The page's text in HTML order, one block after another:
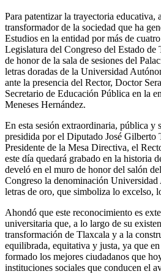
Para patentizar la trayectoria educativa,
transformador de la sociedad que ha
Estudios en la entidad por más de
Legislatura del Congreso del Estado
de honor de la sala de sesiones del
letras doradas de la Universidad
ante la presencia del Rector, Doctor
Secretario de Educación Pública en la
Meneses Hernández.
En esta sesión extraordinaria, pública y
presidida por el Diputado José Gilberto
Presidente de la Mesa Directiva, el
este día quedará grabado en la historia
develó en el muro de honor del salón
Congreso la denominación
letras de oro, que simboliza lo excelso,
Ahondó que este reconocimiento es
universitaria que, a lo largo de su
transformación de Tlaxcala y a la
equilibrada, equitativa y justa, ya que en
formado los mejores ciudadanos que
instituciones sociales que conducen el